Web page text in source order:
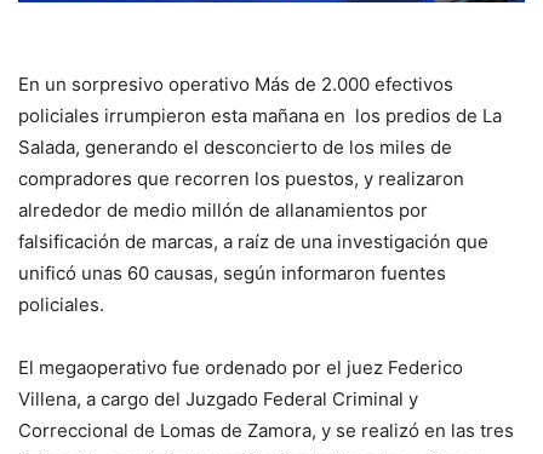
En un sorpresivo operativo Más de 2.000 efectivos
policiales irrumpieron esta mañana en los predios de La
Salada, generando el desconcierto de los miles de
compradores que recorren los puestos, y realizaron
alrededor de medio millón de allanamientos por
falsificación de marcas, a raíz de una investigación que
unificó unas 60 causas, según informaron fuentes
policiales.
El megaoperativo fue ordenado por el juez Federico
Villena, a cargo del Juzgado Federal Criminal y
Correccional de Lomas de Zamora, y se realizó en las tres